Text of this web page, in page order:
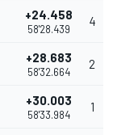
+24.458
58'28.439
4
+28.683
58'32.664
2
+30.003
58'33.984
1